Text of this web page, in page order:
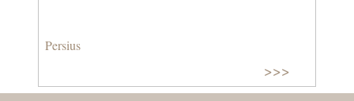
Persius
>>>